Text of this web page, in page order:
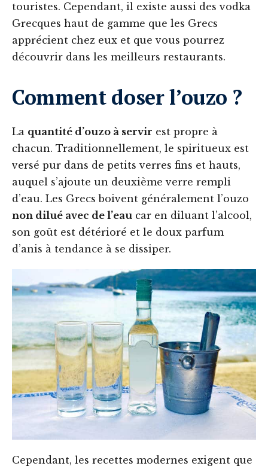
touristes. Cependant, il existe aussi des vodka
Grecques haut de gamme que les Grecs
apprécient chez eux et que vous pourrez
découvrir dans les meilleurs restaurants.
Comment doser l’ouzo ?
La quantité d’ouzo à servir est propre à
chacun. Traditionnellement, le spiritueux est
versé pur dans de petits verres fins et hauts,
auquel s’ajoute un deuxième verre rempli
d’eau. Les Grecs boivent généralement l’ouzo
non dilué avec de l’eau car en diluant l’alcool,
son goût est détérioré et le doux parfum
d’anis à tendance à se dissiper.
Cependant, les recettes modernes exigent que